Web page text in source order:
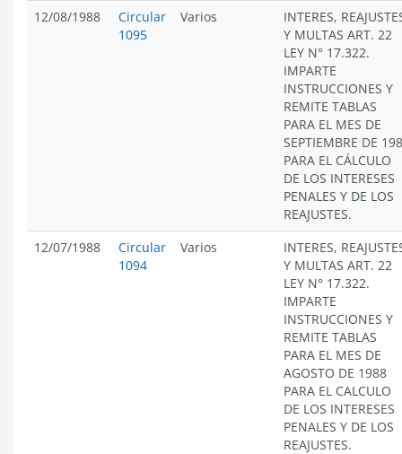
12/08/1988
Circular
1095
Varios
INTERES,
Y MULTAS ART. 22
LEY N° 17.322.
IMPARTE
INSTRUCCIONES Y
REMITE TABLAS
PARA EL MES DE
SEPTIEMBRE DE
PARA EL CÁLCULO
DE LOS INTERESES
PENALES Y DE LOS
REAJUSTES.
12/07/1988
Circular
1094
Varios
INTERES,
Y MULTAS ART. 22
LEY N° 17.322.
IMPARTE
INSTRUCCIONES Y
REMITE TABLAS
PARA EL MES DE
AGOSTO DE 1988
PARA EL CALCULO
DE LOS INTERESES
PENALES Y DE LOS
REAJUSTES.